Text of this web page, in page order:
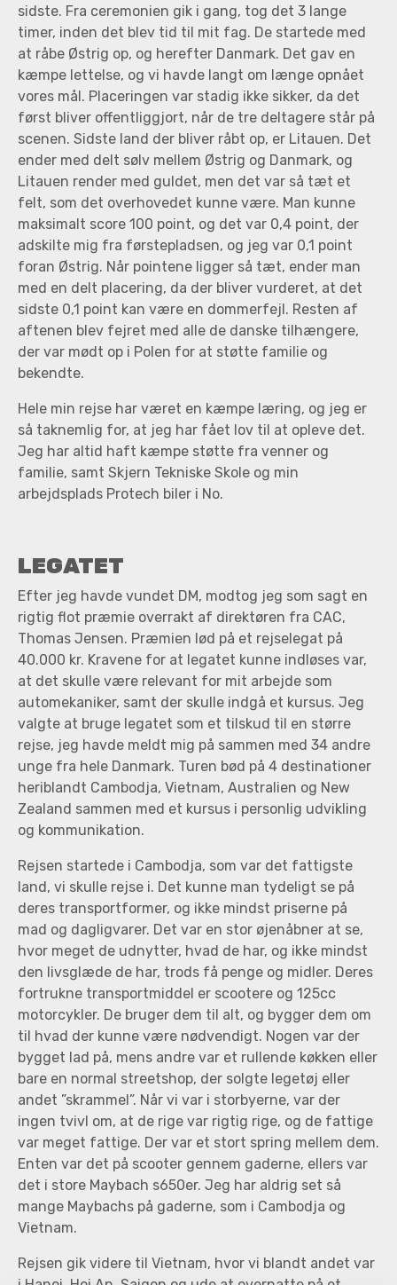
sidste. Fra ceremonien gik i gang, tog det 3 lange
timer, inden det blev tid til mit fag. De startede med
at råbe Østrig op, og herefter Danmark. Det gav en
kæmpe lettelse, og vi havde langt om længe opnået
vores mål. Placeringen var stadig ikke sikker, da det
først bliver offentliggjort, når de tre deltagere står på
scenen. Sidste land der bliver råbt op, er Litauen. Det
ender med delt sølv mellem Østrig og Danmark, og
Litauen render med guldet, men det var så tæt et
felt, som det overhovedet kunne være. Man kunne
maksimalt score 100 point, og det var 0,4 point, der
adskilte mig fra førstepladsen, og jeg var 0,1 point
foran Østrig. Når pointene ligger så tæt, ender man
med en delt placering, da der bliver vurderet, at det
sidste 0,1 point kan være en dommerfejl. Resten af
aftenen blev fejret med alle de danske tilhængere,
der var mødt op i Polen for at støtte familie og
bekendte.
Hele min rejse har været en kæmpe læring, og jeg er
så taknemlig for, at jeg har fået lov til at opleve det.
Jeg har altid haft kæmpe støtte fra venner og
familie, samt Skjern Tekniske Skole og min
arbejdsplads Protech biler i No.
LEGATET
Efter jeg havde vundet DM, modtog jeg som sagt en
rigtig flot præmie overrakt af direktøren fra CAC,
Thomas Jensen. Præmien lød på et rejselegat på
40.000 kr. Kravene for at legatet kunne indløses var,
at det skulle være relevant for mit arbejde som
automekaniker, samt der skulle indgå et kursus. Jeg
valgte at bruge legatet som et tilskud til en større
rejse, jeg havde meldt mig på sammen med 34 andre
unge fra hele Danmark. Turen bød på 4 destinationer
heriblandt Cambodja, Vietnam, Australien og New
Zealand sammen med et kursus i personlig udvikling
og kommunikation.
Rejsen startede i Cambodja, som var det fattigste
land, vi skulle rejse i. Det kunne man tydeligt se på
deres transportformer, og ikke mindst priserne på
mad og dagligvarer. Det var en stor øjenåbner at se,
hvor meget de udnytter, hvad de har, og ikke mindst
den livsglæde de har, trods få penge og midler. Deres
fortrukne transportmiddel er scootere og 125cc
motorcykler. De bruger dem til alt, og bygger dem om
til hvad der kunne være nødvendigt. Nogen var der
bygget lad på, mens andre var et rullende køkken eller
bare en normal streetshop, der solgte legetøj eller
andet ”skrammel”. Når vi var i storbyerne, var der
ingen tvivl om, at de rige var rigtig rige, og de fattige
var meget fattige. Der var et stort spring mellem dem.
Enten var det på scooter gennem gaderne, ellers var
det i store Maybach s650er. Jeg har aldrig set så
mange Maybachs på gaderne, som i Cambodja og
Vietnam.
Rejsen gik videre til Vietnam, hvor vi blandt andet var